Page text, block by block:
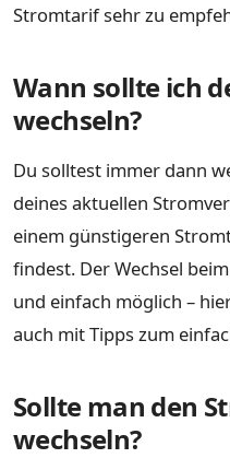
Stromtarif sehr zu
Wann sollte ich
wechseln?
Du solltest immer dann
deines aktuellen
einem günstigeren
findest. Der Wechsel
und einfach möglich –
auch mit Tipps zum
Sollte man den
wechseln?